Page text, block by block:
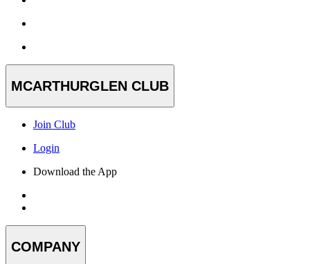
MCARTHURGLEN CLUB
Join Club
Login
Download the App
COMPANY